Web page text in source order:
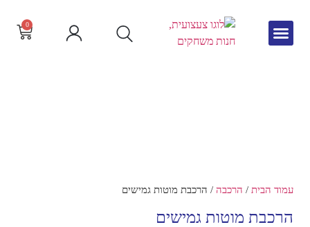
0
עמוד הבית / הרכבה / הרכבת מוטות גמישים
הרכבת מוטות גמישים